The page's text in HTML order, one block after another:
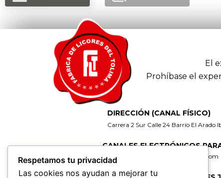
El
Prohíbase el
DIRECCIÓN (CANAL FÍSICO)
Carrera 2 Sur Calle 24 Barrio El Arado
CANALES ELECTRÓNICOS
gerencia@fabricadelicoresdeltolima.com
Respetamos tu privacidad
Las cookies nos ayudan a mejorar tu